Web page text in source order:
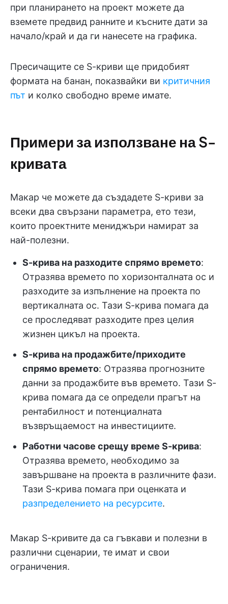
при планирането на проект можете да
вземете предвид ранните и късните дати за
начало/край и да ги нанесете на графика.
Пресичащите се S-криви ще придобият
формата на банан, показвайки ви критичния
път и колко свободно време имате.
Примери за използване на S-
кривата
Макар че можете да създадете S-криви за
всеки два свързани параметра, ето тези,
които проектните мениджъри намират за
най-полезни.
S-крива на разходите спрямо времето:
Отразява времето по хоризонталната ос и
разходите за изпълнение на проекта по
вертикалната ос. Тази S-крива помага да
се проследяват разходите през целия
жизнен цикъл на проекта.
S-крива на продажбите/приходите
спрямо времето: Отразява прогнозните
данни за продажбите във времето. Тази S-
крива помага да се определи прагът на
рентабилност и потенциалната
възвръщаемост на инвестициите.
Работни часове срещу време S-крива:
Отразява времето, необходимо за
завършване на проекта в различните фази.
Тази S-крива помага при оценката и
разпределението на ресурсите.
Макар S-кривите да са гъвкави и полезни в
различни сценарии, те имат и свои
ограничения.